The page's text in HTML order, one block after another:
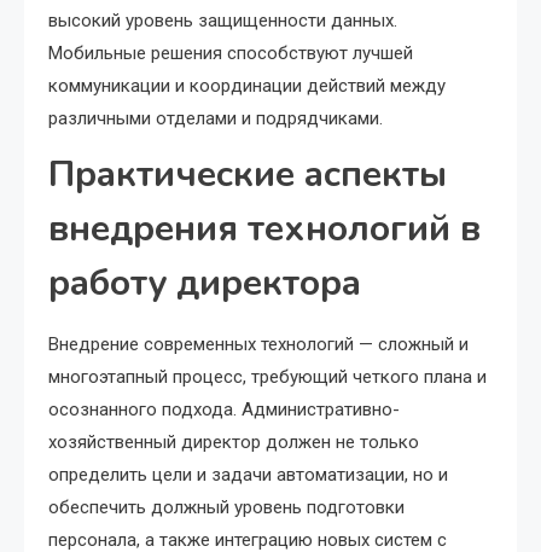
высокий уровень защищенности данных.
Мобильные решения способствуют лучшей
коммуникации и координации действий между
различными отделами и подрядчиками.
Практические аспекты
внедрения технологий в
работу директора
Внедрение современных технологий — сложный и
многоэтапный процесс, требующий четкого плана и
осознанного подхода. Административно-
хозяйственный директор должен не только
определить цели и задачи автоматизации, но и
обеспечить должный уровень подготовки
персонала, а также интеграцию новых систем с